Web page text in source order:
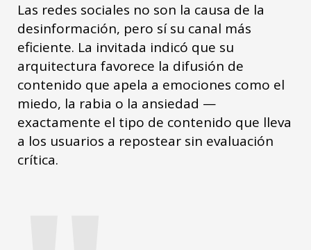
Las redes sociales no son la causa de la
desinformación, pero sí su canal más
eficiente. La invitada indicó que su
arquitectura favorece la difusión de
contenido que apela a emociones como el
miedo, la rabia o la ansiedad —
exactamente el tipo de contenido que lleva
a los usuarios a repostear sin evaluación
crítica.